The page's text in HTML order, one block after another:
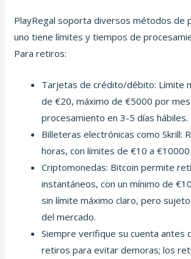
PlayRegal soporta diversos métodos de
uno tiene límites y tiempos de
Para retiros:
Tarjetas de crédito/débito: Límite
de €20, máximo de €5000 por
procesamiento en 3-5 días hábiles.
Billeteras electrónicas como Skrill:
horas, con límites de €10 a
Criptomonedas: Bitcoin permite
instantáneos, con un mínimo de
sin límite máximo claro, pero
del mercado.
Siempre verifique su cuenta antes
retiros para evitar demoras; los